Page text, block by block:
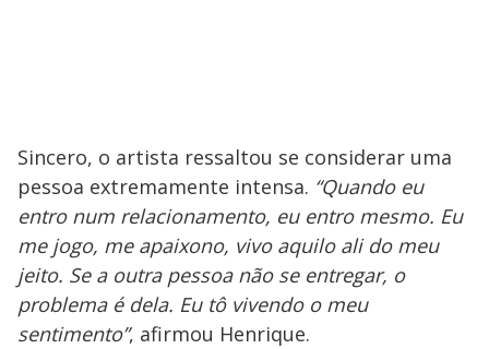
Sincero, o artista ressaltou se considerar uma
pessoa extremamente intensa. “Quando eu
entro num relacionamento, eu entro mesmo. Eu
me jogo, me apaixono, vivo aquilo ali do meu
jeito. Se a outra pessoa não se entregar, o
problema é dela. Eu tô vivendo o meu
sentimento”, afirmou Henrique.